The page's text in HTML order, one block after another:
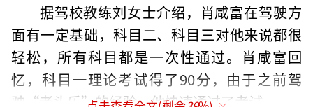
据驾校教练刘女士介绍，肖咸富在驾驶方
面有一定基础，科目二、科目三对他来说都很
轻松，所有科目都是一次性通过。肖咸富回
忆，科目一理论考试得了90分，由于之前驾
驶“老头乐”的经验，他快速通过了考试。